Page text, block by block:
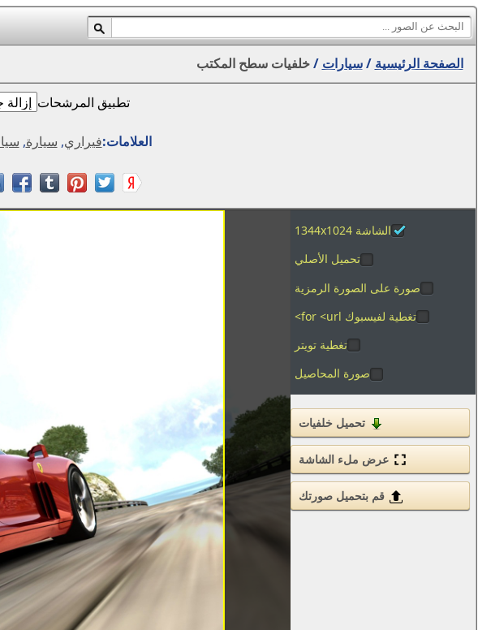
الصفحة الرئيسية /سيارات /خلفيات سطح المكتب
تطبيق المرشحات
العلامات:فيراري, سيارة,
الشاشة 1344x1024
تحميل الأصلي
صورة على الصورة الرمزية
تغطية لفيسبوك for <url>
تغطية تويتر
صورة المحاصيل
تحميل خلفيات
عرض ملء الشاشة
قم بتحميل صورتك